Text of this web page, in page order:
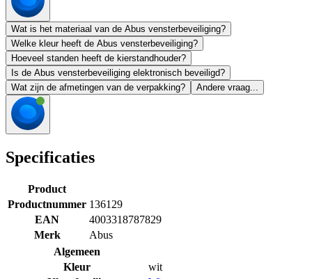
Wat is het materiaal van de Abus vensterbeveiliging?
Welke kleur heeft de Abus vensterbeveiliging?
Hoeveel standen heeft de kierstandhouder?
Is de Abus vensterbeveiliging elektronisch beveiligd?
Wat zijn de afmetingen van de verpakking?
Andere vraag...
Specificaties
Product
Productnummer 136129
EAN
4003318787829
Merk
Abus
Algemeen
Kleur
wit